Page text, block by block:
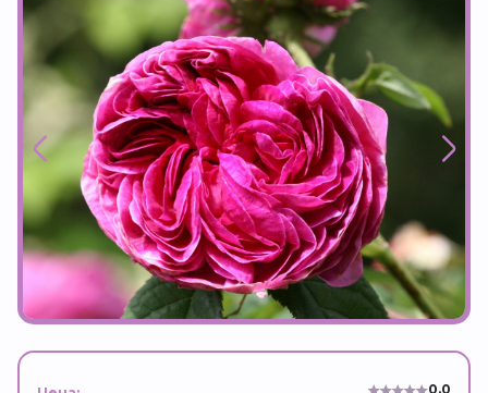
0.0